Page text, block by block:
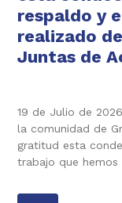
respaldo y
realizado
Juntas de
19 de Julio de
la comunidad de
gratitud esta
trabajo que